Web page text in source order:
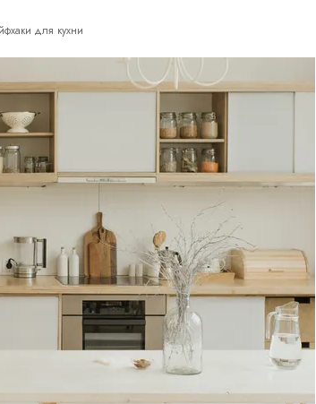
для кухни